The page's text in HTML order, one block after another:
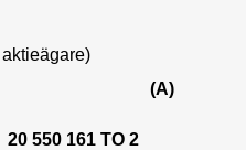
(A)
550 161 TO 2